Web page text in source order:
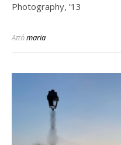
Photography, ’13
Απόmaria